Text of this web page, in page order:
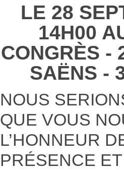
LE 28
14H00
CONGRÈS -
SAËNS -
NOUS
QUE VOUS
L’HONNEUR
PRÉSENCE